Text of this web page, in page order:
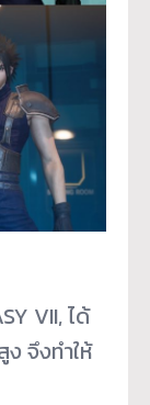
VII, ได้
จึงทำให้